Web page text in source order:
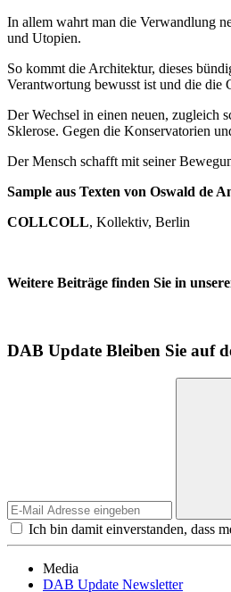
In allem wahrt man die Verwandlung
und Utopien.
So kommt die Architektur, dieses
Verantwortung bewusst ist und die die
Der Wechsel in einen neuen, zugleich
Sklerose. Gegen die Konservatorien
Der Mensch schafft mit seiner
Sample aus Texten von Oswald de
COLLCOLL, Kollektiv, Berlin
Weitere Beiträge finden Sie in
DAB Update Bleiben Sie auf
Ich bin damit einverstanden, dass
Media
DAB Update Newsletter